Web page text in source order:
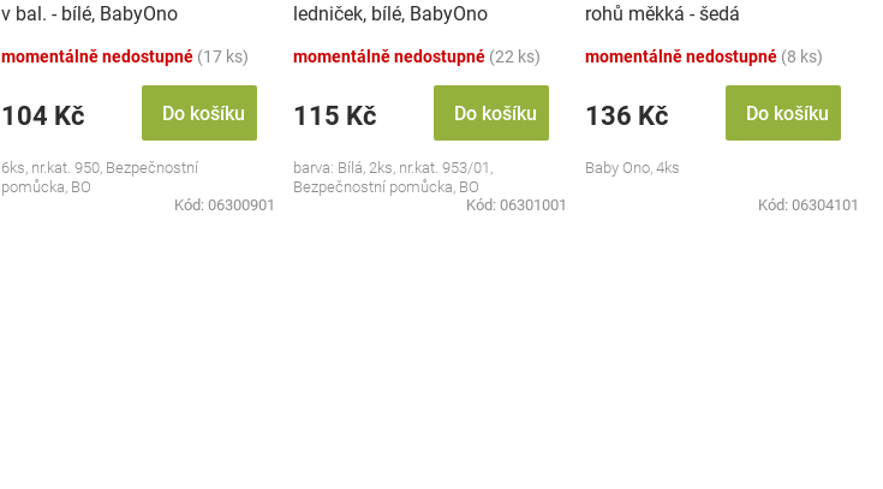
v bal. - bílé, BabyOno
momentálně nedostupné (17 ks)
104 Kč Do košíku
6ks, nr.kat. 950, Bezpečnostní
pomůcka, BO
Kód: 06300901
ledniček, bílé, BabyOno
momentálně nedostupné (22 ks)
115 Kč Do košíku
barva: Bílá, 2ks, nr.kat. 953/01,
Bezpečnostní pomůcka, BO
Kód: 06301001
rohů měkká - šedá
momentálně nedostupné (8 ks)
136 Kč Do košíku
Baby Ono, 4ks
Kód: 06304101